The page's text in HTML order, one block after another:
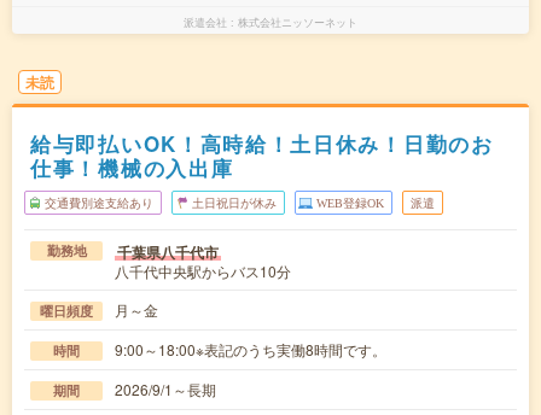
派遣会社 株式会社ニッソーネット
未読
給与即払いOK！高時給！土日休み！日勤のお
仕事！機械の入出庫
交通費別途支給あり 土日祝日が休み WEB登録OK 派遣
勤務地 千葉県八千代市
八千代中央駅からバス10分
曜日頻度 月～金
時間 9:00～18:00※表記のうち実働8時間です。
期間 2026/9/1～長期